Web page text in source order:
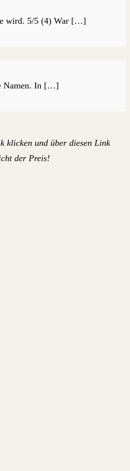
wird. 5/5 (4) War […]
Namen. In […]
klicken und über diesen Link
der Preis!